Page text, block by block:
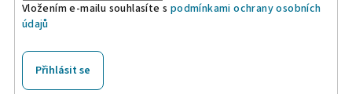
Vložením e-mailu souhlasíte s podmínkami ochrany osobních
údajů
Přihlásit se